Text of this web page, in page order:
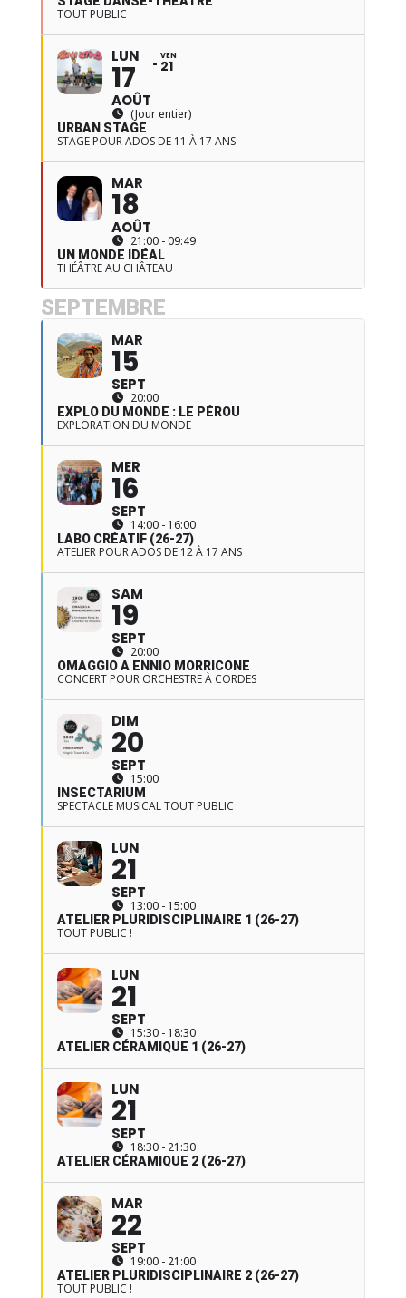
TOUT PUBLIC
LUN
17
AOÛT
VEN
21
(Jour entier)
URBAN STAGE
STAGE POUR ADOS DE 11 À 17 ANS
MAR
18
AOÛT
21:00 - 09:49
UN MONDE IDÉAL
THÉÂTRE AU CHÂTEAU
SEPTEMBRE
MAR
15
SEPT
20:00
EXPLO DU MONDE : LE PÉROU
EXPLORATION DU MONDE
MER
16
SEPT
14:00 - 16:00
LABO CRÉATIF (26-27)
ATELIER POUR ADOS DE 12 À 17 ANS
SAM
19
SEPT
20:00
OMAGGIO A ENNIO MORRICONE
CONCERT POUR ORCHESTRE À CORDES
DIM
20
SEPT
15:00
INSECTARIUM
SPECTACLE MUSICAL TOUT PUBLIC
LUN
21
SEPT
13:00 - 15:00
ATELIER PLURIDISCIPLINAIRE 1 (26-27)
TOUT PUBLIC !
LUN
21
SEPT
15:30 - 18:30
ATELIER CÉRAMIQUE 1 (26-27)
LUN
21
SEPT
18:30 - 21:30
ATELIER CÉRAMIQUE 2 (26-27)
MAR
22
SEPT
19:00 - 21:00
ATELIER PLURIDISCIPLINAIRE 2 (26-27)
TOUT PUBLIC !